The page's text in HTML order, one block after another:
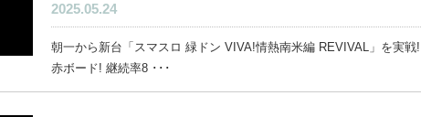
2025.05.24
朝一から新台「スマスロ 緑ドン VIVA!情熱南米編 REVIVAL」を実戦!
赤ボード! 継続率8 ･･･